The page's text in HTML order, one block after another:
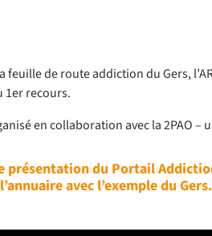
feuille de route addiction du Gers,
1er recours.
en collaboration avec la 2PAO
présentation du Portail
avec l’exemple du Gers.